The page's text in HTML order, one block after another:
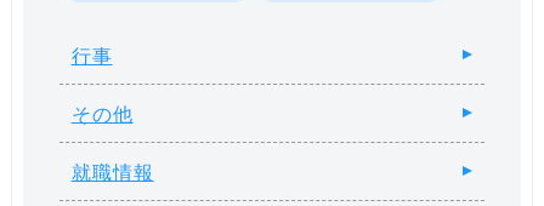
行事
その他
就職情報